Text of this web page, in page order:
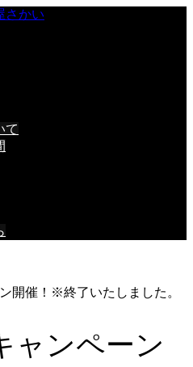
て
開催！※終了いたしました。
ャンペーン